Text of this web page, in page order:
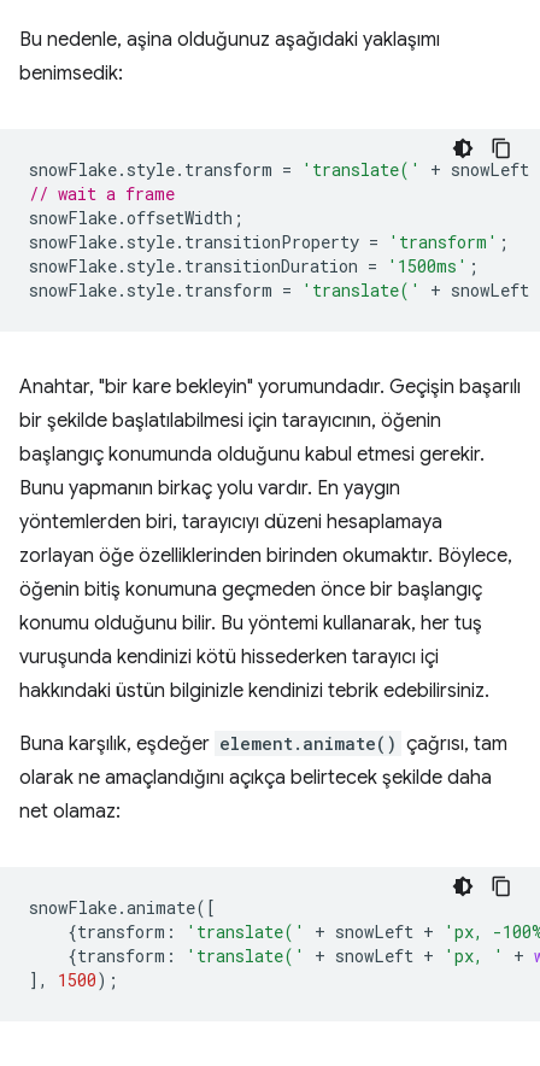
Bu nedenle, aşina olduğunuz aşağıdaki yaklaşımı
benimsedik:
snowFlake. style. transform = 'translate(' + snowLeft
// wait a frame
snowFlake.offsetWidth ;
snowFlake. style. transitionProperty = 'transform' ;
snowFlake. style. transitionDuration = '1500ms' ;
snowFlake. style. transform = 'translate(' + snowLeft
Anahtar, "bir kare bekleyin" yorumundadır. Geçişin başarılı
bir şekilde başlatılabilmesi için tarayıcının, öğenin
başlangıç konumunda olduğunu kabul etmesi gerekir.
Bunu yapmanın birkaç yolu vardır. En yaygın
yöntemlerden biri, tarayıcıyı düzeni hesaplamaya
zorlayan öğe özelliklerinden birinden okumaktır. Böylece,
öğenin bitiş konumuna geçmeden önce bir başlangıç
konumu olduğunu bilir. Bu yöntemi kullanarak, her tuş
vuruşunda kendinizi kötü hissederken tarayıcı içi
hakkındaki üstün bilginizle kendinizi tebrik edebilirsiniz.
Buna karşılık, eşdeğer element.animate() çağrısı, tam
olarak ne amaçlandığını açıkça belirtecek şekilde daha
net olamaz:
snowFlake.animate([
{transform : 'translate(' + snowLeft +
'px, -
{transform : 'translate(' + snowLeft + 'px, ' +
],
1500);